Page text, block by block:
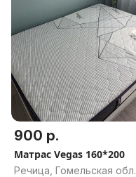
900 р.
Матрас Vegas 160*200
Речица, Гомельская обл.